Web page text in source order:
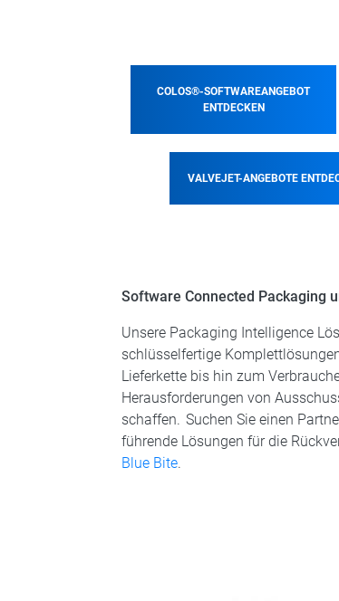
COLOS®-SOFTWAREANGEBOT
ENTDECKEN
VALVEJET-ANGEBOTE
Software Connected Packaging
Unsere Packaging Intelligence
schlüsselfertige
Lieferkette bis hin zum
Herausforderungen von
schaffen. Suchen Sie einen
führende Lösungen für die
Blue Bite.